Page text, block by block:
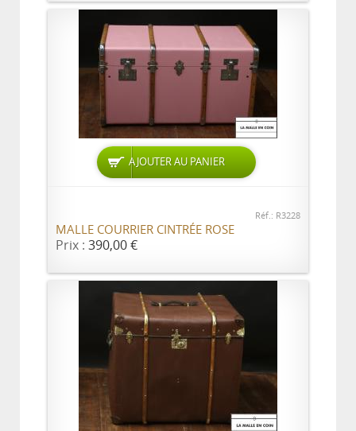
AJOUTER AU PANIER
Réf.: R3228
MALLE COURRIER CINTRÉE ROSE
Prix : 390,00 €